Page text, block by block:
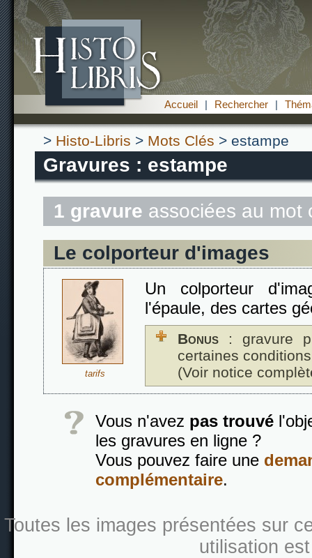
Accueil | Rechercher |
> Histo-Libris > Mots Clés > estampe
Gravures : estampe
1 gravure associées au mot
Le colporteur d'images
tarifs
Un colporteur
l'épaule, des cartes
Bonus : gravure
certaines
(Voir notice
Vous n'avez pas trouvé
les gravures en ligne ?
Vous pouvez faire une
complémentaire.
Toutes les images présentées sur
utilisation